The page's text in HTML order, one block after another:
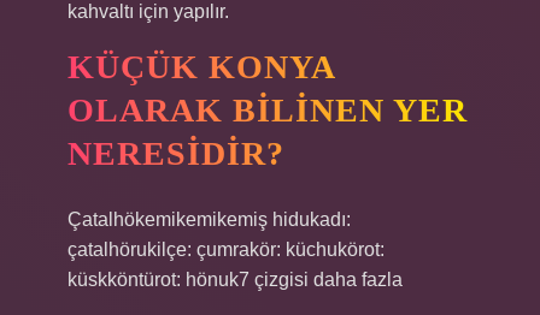
kahvaltı için yapılır.
KÜÇÜK KONYA
OLARAK BILINEN YER
NERESIDIR?
Çatalhökemikemikemiş hidukadı:
çatalhörukilçe: çumrakör: küchukörot:
küskköntürot: hönuk7 çizgisi daha fazla